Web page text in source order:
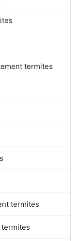
termites
termites
termites